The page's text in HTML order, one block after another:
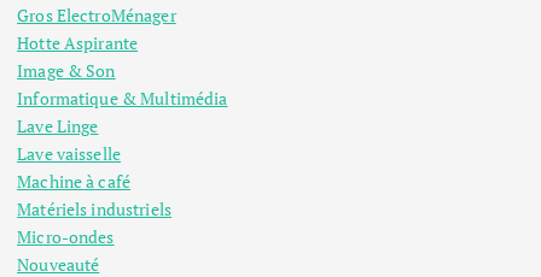
Gros ElectroMénager
Hotte Aspirante
Image & Son
Informatique & Multimédia
Lave Linge
Lave vaisselle
Machine à café
Matériels industriels
Micro-ondes
Nouveauté